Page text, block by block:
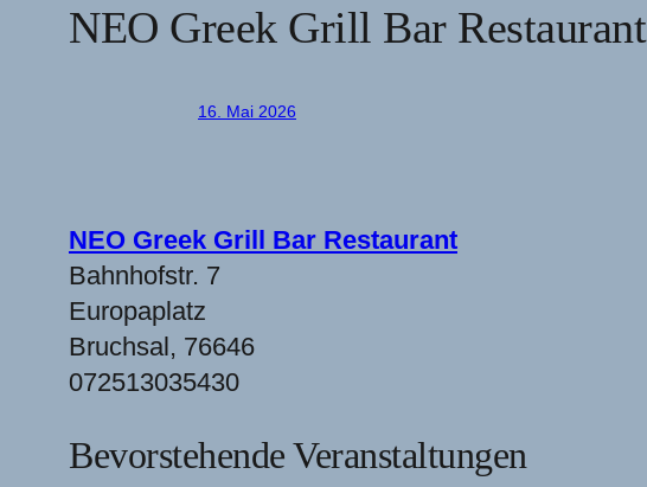
NEO Greek Grill Bar Restaurant
16. Mai 2026
NEO Greek Grill Bar Restaurant
Bahnhofstr. 7
Europaplatz
Bruchsal , 76646
072513035430
Bevorstehende Veranstaltungen